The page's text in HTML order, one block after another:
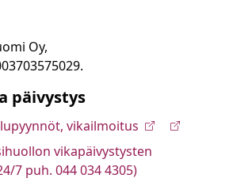
Oy,
päivystys
vikailmoitus
vikapäivystysten
7 puh. 044 034 4305)